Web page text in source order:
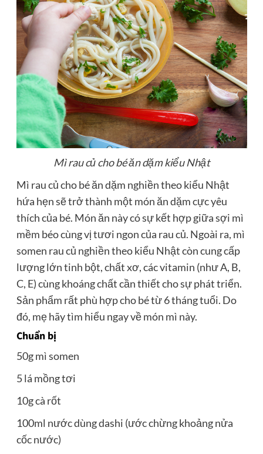
Mì rau củ cho bé ăn dặm kiểu Nhật
Mì rau củ cho bé ăn dặm nghiền theo kiểu Nhật
hứa hẹn sẽ trở thành một món ăn dặm cực yêu
thích của bé. Món ăn này có sự kết hợp giữa sợi mì
mềm béo cùng vị tươi ngon của rau củ. Ngoài ra, mì
somen rau củ nghiền theo kiểu Nhật còn cung cấp
lượng lớn tinh bột, chất xơ, các vitamin (như A, B,
C, E) cùng khoáng chất cần thiết cho sự phát triển.
Sản phẩm rất phù hợp cho bé từ 6 tháng tuổi. Do
đó, mẹ hãy tìm hiểu ngay về món mì này.
Chuẩn bị
50g mì somen
5 lá mồng tơi
10g cà rốt
100ml nước dùng dashi (ước chừng khoảng nửa
cốc nước)